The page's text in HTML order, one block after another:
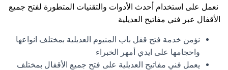
نعمل على استخدام أحدث الأدوات والتقنيات المتطورة لفتح جميع
الأقفال عبر فني مفاتيح العديلية
نؤمن خدمة فتح قفل باب المنيوم العديلية بمختلف انواعها
واحجامها على ايدي أمهر الخبراء
يعمل فني مفاتيح العديلية على فتح جميع الأقفال بمختلف